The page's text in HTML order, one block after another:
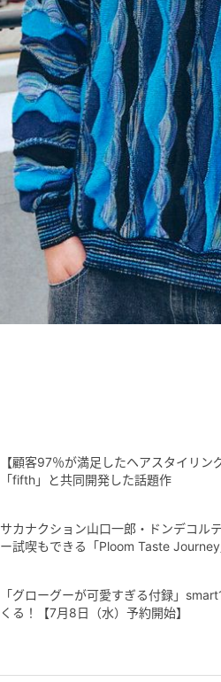
【顧客97％が満足したヘアスタイリ
「fifth」と共同開発した話題作
サカナクション山口一郎・ドンデコル
ー試喫もできる「Ploom Taste
「グローグーが可愛すぎる付録」
くる！【7月8日（水）予約開始】